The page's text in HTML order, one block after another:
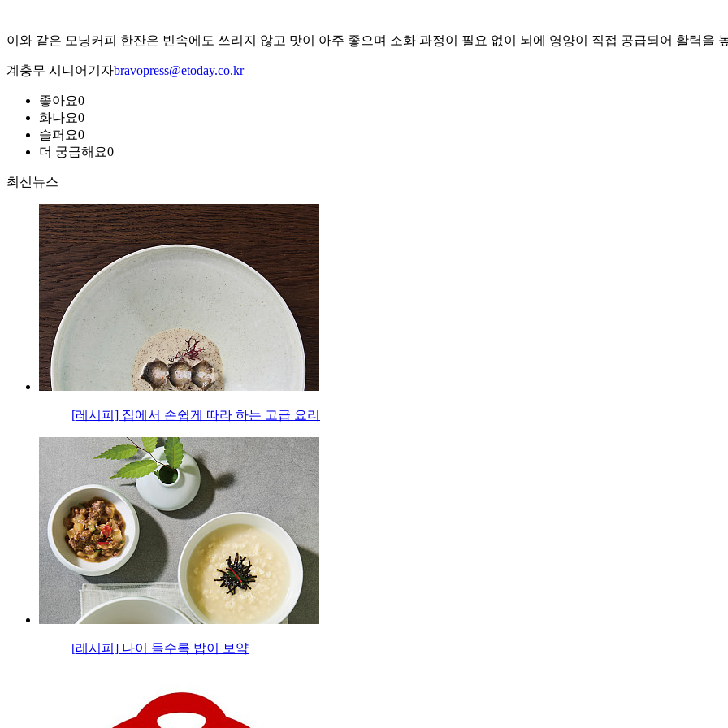
이와 같은 모닝커피 한잔은 빈속에도 쓰리지 않고 맛이 아주 좋으며 소화 과정이 필요 없이 뇌에 영양이 직접 공급되어 활력을
계충무 시니어기자bravopress@etoday.co.kr
좋아요0
화나요0
슬퍼요0
더 궁금해요0
최신뉴스
[레시피] 집에서 손쉽게 따라 하는 고급 요리
[레시피] 나이 들수록 밥이 보약